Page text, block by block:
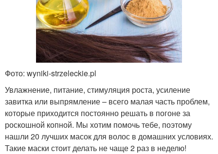
Фото: wyniki-strzeleckie.pl
Увлажнение, питание, стимуляция роста, усиление
завитка или выпрямление – всего малая часть проблем,
которые приходится постоянно решать в погоне за
роскошной копной. Мы хотим помочь тебе, поэтому
нашли 20 лучших масок для волос в домашних условиях.
Такие маски стоит делать не чаще 2 раз в неделю!